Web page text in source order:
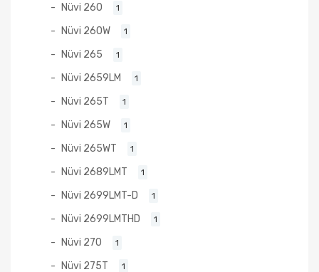
Nüvi 260 1
Nüvi 260W 1
Nüvi 265 1
Nüvi 2659LM 1
Nüvi 265T 1
Nüvi 265W 1
Nüvi 265WT 1
Nüvi 2689LMT 1
Nüvi 2699LMT-D 1
Nüvi 2699LMTHD 1
Nüvi 270 1
Nüvi 275T 1